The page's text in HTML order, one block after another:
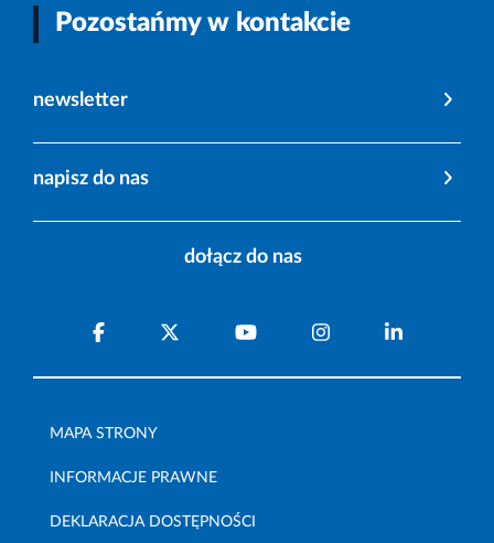
Pozostańmy w kontakcie
newsletter
napisz do nas
dołącz do nas
MAPA STRONY
INFORMACJE PRAWNE
DEKLARACJA DOSTĘPNOŚCI